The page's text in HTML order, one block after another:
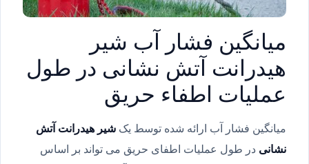
میانگین فشار آب شیر
هیدرانت آتش نشانی در طول
عملیات اطفاء حریق
میانگین فشار آب ارائه شده توسط یکشیر هیدرانت آتش
نشانیدر طول عملیات اطفای حریق می تواند بر اساس